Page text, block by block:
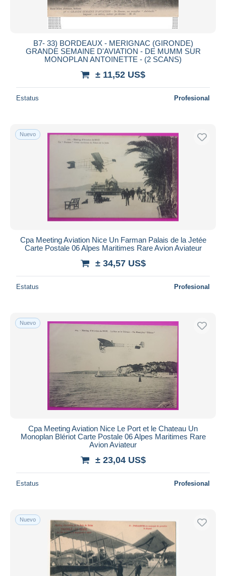
B7- 33) BORDEAUX - MERIGNAC (GIRONDE)
GRANDE SEMAINE D'AVIATION - DE MUMM SUR
MONOPLAN ANTOINETTE - (2 SCANS)
± 11,52 US$
Estatus Profesional
Nuevo
Cpa Meeting Aviation Nice Un Farman Palais de la Jetée
Carte Postale 06 Alpes Maritimes Rare Avion Aviateur
± 34,57 US$
Estatus Profesional
Nuevo
Cpa Meeting Aviation Nice Le Port et le Chateau Un
Monoplan Blériot Carte Postale 06 Alpes Maritimes Rare
Avion Aviateur
± 23,04 US$
Estatus Profesional
Nuevo